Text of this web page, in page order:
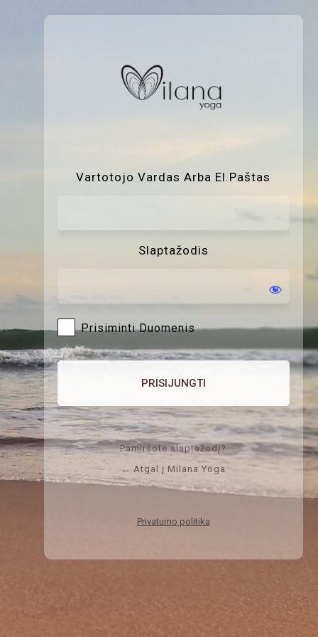
Vartotojo Vardas Arba El.paštas
Slaptažodis
Prisiminti Duomenis
Pamiršote slaptažodį?
← Atgal į Milana Yoga
Privatumo politika